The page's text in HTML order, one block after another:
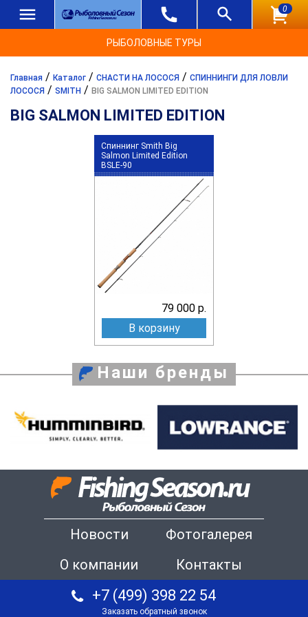
0
РЫБОЛОВНЫЕ ТУРЫ
Главная / Каталог / СНАСТИ НА ЛОСОСЯ / СПИННИНГИ ДЛЯ ЛОВЛИ
ЛОСОСЯ / SMITH / BIG SALMON LIMITED EDITION
BIG SALMON LIMITED EDITION
Спиннинг Smith Big
Salmon Limited Edition
BSLE-90
79 000 р.
В корзину
Наши бренды
Новости
Фотогалерея
О компании
Контакты
+7 (499) 398 22 54
Заказать обратный звонок